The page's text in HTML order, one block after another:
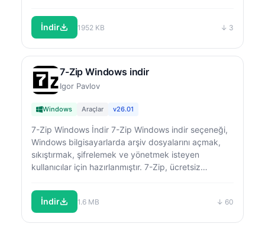
İndir 1952 KB ↓ 3
7-Zip Windows indir
Igor Pavlov
Windows Araçlar v26.01
7-Zip Windows İndir 7-Zip Windows indir seçeneği,
Windows bilgisayarlarda arşiv dosyalarını açmak,
sıkıştırmak, şifrelemek ve yönetmek isteyen
kullanıcılar için hazırlanmıştır. 7-Zip, ücretsiz…
İndir 1.6 MB ↓ 60